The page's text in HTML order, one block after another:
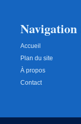
Navigation
Accueil
Plan du site
À propos
Contact